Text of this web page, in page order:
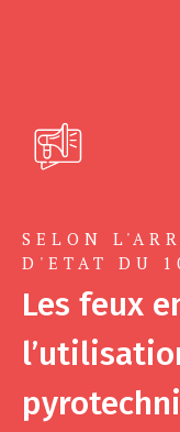
SELON
D'ETAT DU
Les feux